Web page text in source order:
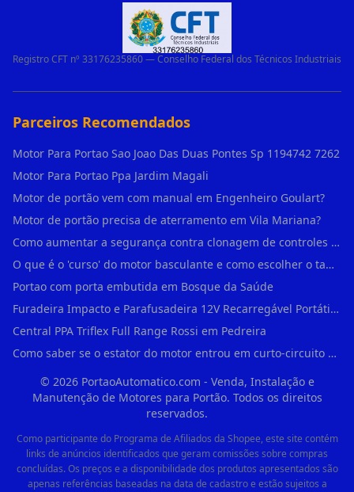
Registro CFT nº 33176235860 — Conselho Federal dos Técnicos Industriais
Parceiros Recomendados
Motor Para Portao Sao Joao Das Duas Pontes Sp 1194742 7262
Motor Para Portao Ppa Jardim Magali
Motor de portão vem com manual em Engenheiro Goulart?
Motor de portão precisa de aterramento em Vila Mariana?
Como aumentar a segurança contra clonagem de controles de portão em São Rafael?
O que é o 'curso' do motor basculante e como escolher o tamanho certo (1,4m, 1,5m, 2,0m) em Engenheiro Goulart?
Portao com porta embutida em Bosque da Saúde
Furadeira Impacto e Parafusadeira 12V Recarregável Portátil Sem Fio Mandril 3/8 em Brás
Central PPA Triflex Full Range Rossi em Pedreira
Como saber se o estator do motor entrou em curto-circuito em Alto de Pinheiros?
© 2026PortaoAutomatico.com - Venda, Instalação e
Manutenção de Motores para Portão. Todos os direitos
reservados.
Como participante do Programa de Afiliados da Shopee, este site contém
links de anúncios identificados que geram comissões sobre compras
concluídas. Os preços e a disponibilidade dos produtos apresentados são
apenas referências baseadas na data de cadastro e estão sujeitos a